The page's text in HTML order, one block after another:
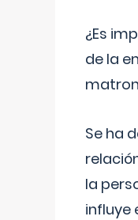
¿Es
de la
Se ha
la
influye